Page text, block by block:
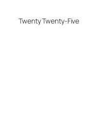
Twenty Twenty-Five